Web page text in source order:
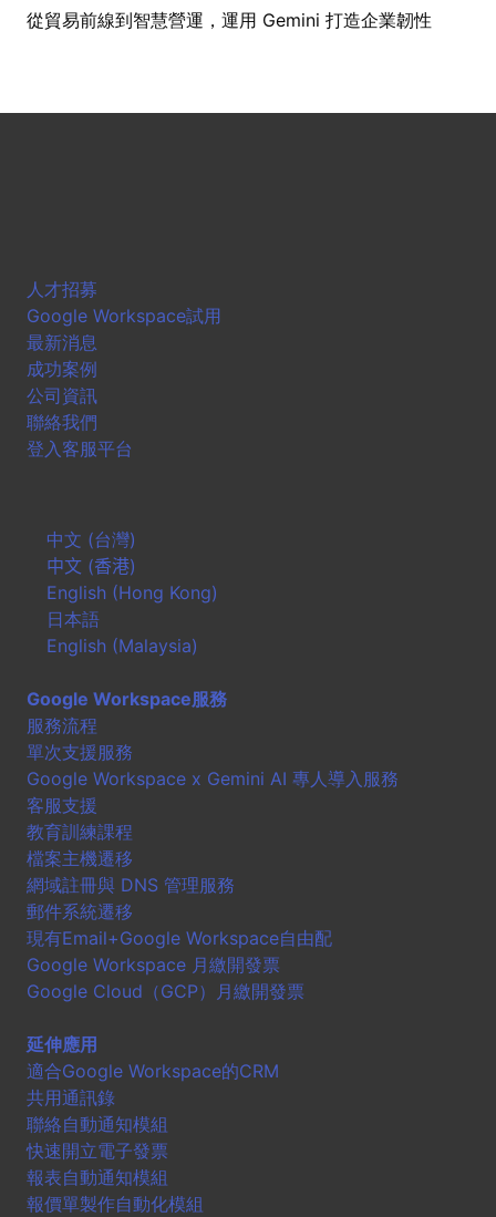
從貿易前線到智慧營運，運用 Gemini 打造企業韌性
人才招募
Google Workspace試用
最新消息
成功案例
公司資訊
聯絡我們
登入客服平台
中文 (台灣)
中文 (香港)
English (Hong Kong)
日本語
English (Malaysia)
Google Workspace服務
服務流程
單次支援服務
Google Workspace x Gemini AI 專人導入服務
客服支援
教育訓練課程
檔案主機遷移
網域註冊與 DNS 管理服務
郵件系統遷移
現有Email+Google Workspace自由配
Google Workspace 月繳開發票
Google Cloud（GCP）月繳開發票
延伸應用
適合Google Workspace的CRM
共用通訊錄
聯絡自動通知模組
快速開立電子發票
報表自動通知模組
報價單製作自動化模組